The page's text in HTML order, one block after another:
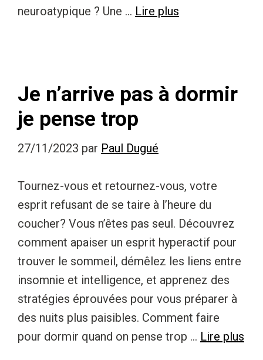
neuroatypique ? Une … Lire plus
Je n’arrive pas à dormir
je pense trop
27/11/2023 par Paul Dugué
Tournez-vous et retournez-vous, votre
esprit refusant de se taire à l’heure du
coucher? Vous n’êtes pas seul. Découvrez
comment apaiser un esprit hyperactif pour
trouver le sommeil, démêlez les liens entre
insomnie et intelligence, et apprenez des
stratégies éprouvées pour vous préparer à
des nuits plus paisibles. Comment faire
pour dormir quand on pense trop … Lire plus